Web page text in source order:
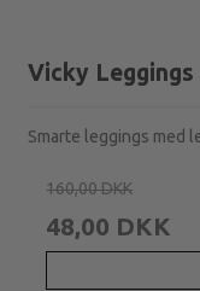
Vicky
Smarte leggings med
160,00 DKK
48,00 DKK